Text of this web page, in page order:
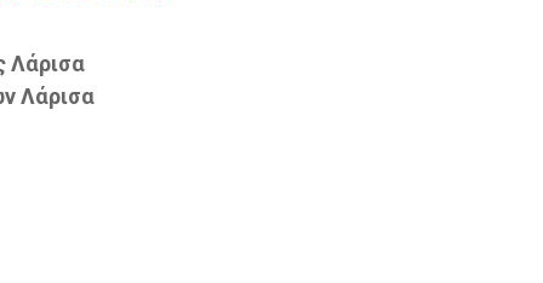
Λάρισα
Λάρισα